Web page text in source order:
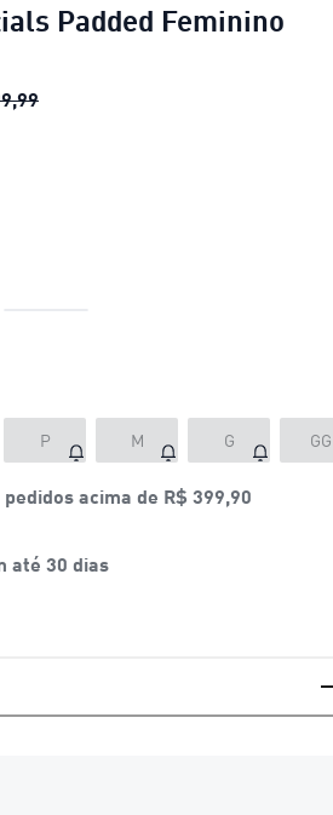
Padded Feminino
Colete Essentials Padded
P M G GG
acima de R$ 399,90
até 30 dias